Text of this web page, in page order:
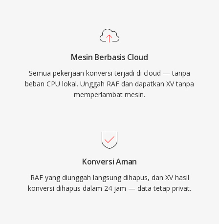
Mesin Berbasis Cloud
Semua pekerjaan konversi terjadi di cloud — tanpa
beban CPU lokal. Unggah RAF dan dapatkan XV tanpa
memperlambat mesin.
Konversi Aman
RAF yang diunggah langsung dihapus, dan XV hasil
konversi dihapus dalam 24 jam — data tetap privat.